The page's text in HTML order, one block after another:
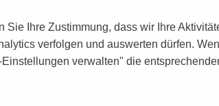
Sie Ihre Zustimmung, dass wir Ihre
verfolgen und auswerten dürfen.
verwalten" die